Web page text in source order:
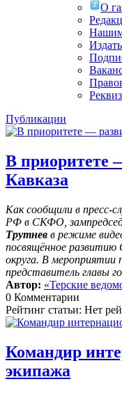
О
Публикации
В приоритете
Кавказа
Как сообщили в пресс-
РФ в СКФО, з
Трутнев в режиме
посвящённое развитию
округа. В мероприятии
представитель главы
Автор: «Терские
0 Комментарии
Рейтинг статьи: Нет
Командир
экипажа